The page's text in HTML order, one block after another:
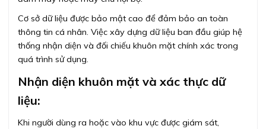
Cơ sở dữ liệu được bảo mật cao để đảm bảo an toàn
thông tin cá nhân. Việc xây dựng dữ liệu ban đầu giúp hệ
thống nhận diện và đối chiếu khuôn mặt chính xác trong
quá trình sử dụng.
Nhận diện khuôn mặt và xác thực dữ
liệu:
Khi người dùng ra hoặc vào khu vực được giám sát,